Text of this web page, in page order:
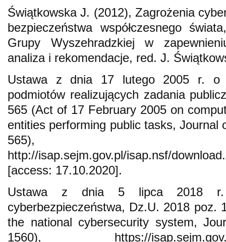
Świątkowska J. (2012), Zagrożenia
bezpieczeństwa współczesnego
Grupy Wyszehradzkiej w
analiza i rekomendacje, red. J.
Ustawa z dnia 17 lutego 2005 r. o
podmiotów realizujących zadania
565 (Act of 17 February 2005 on
entities performing public tasks, Journal
565),
http://isap.sejm.gov.pl/isap.nsf/
[access: 17.10.2020].
Ustawa z dnia 5 lipca 2018 r.
cyberbezpieczeństwa, Dz.U. 2018 poz.
the national cybersecurity system,
1560), https://isap.sejm.gov.pl/